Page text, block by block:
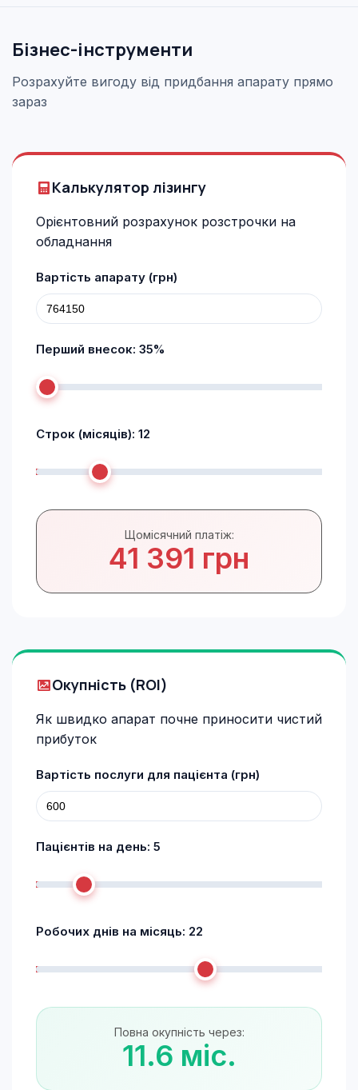
Бізнес-інструменти
Розрахуйте вигоду від придбання апарату прямо
зараз
Калькулятор лізингу
Орієнтовний розрахунок розстрочки на
обладнання
Вартість апарату (грн)
Перший внесок: 35%
Строк (місяців): 12
Щомісячний платіж:
41 391 грн
Окупність (ROI)
Як швидко апарат почне приносити чистий
прибуток
Вартість послуги для пацієнта (грн)
Пацієнтів на день: 5
Робочих днів на місяць: 22
Повна окупність через:
11.6 міс.